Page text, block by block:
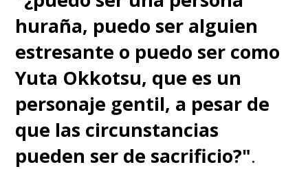
huraña, puedo ser alguien
estresante o puedo ser como
Yuta Okkotsu, que es un
personaje gentil, a pesar de
que las circunstancias
pueden ser de sacrificio?".